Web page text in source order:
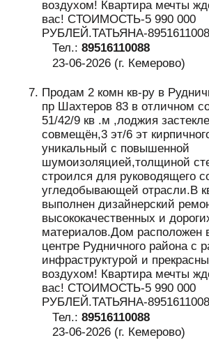
воздухом! Квартира мечты
вас! CТОИМОСТЬ-5 990 000
РУБЛЕЙ.ТАТЬЯНА-
Тел.:89516110088
23-06-2026 (г. Кемерово)
Продам 2 комн кв-ру в
пр Шахтеров 83 в отличном
51/42/9 кв .м ,лоджия
совмещён,3 эт/6 эт
уникальный с повышенной
шумоизоляцией,толщиной
строился для руководящего
угледобывающей отрасли.В
выполнен дизайнерский
высококачественных и
материалов.Дом расположен
центре Рудничного района с
инфраструктурой и
воздухом! Квартира мечты
вас! CТОИМОСТЬ-5 990 000
РУБЛЕЙ.ТАТЬЯНА-
Тел.:89516110088
23-06-2026 (г. Кемерово)